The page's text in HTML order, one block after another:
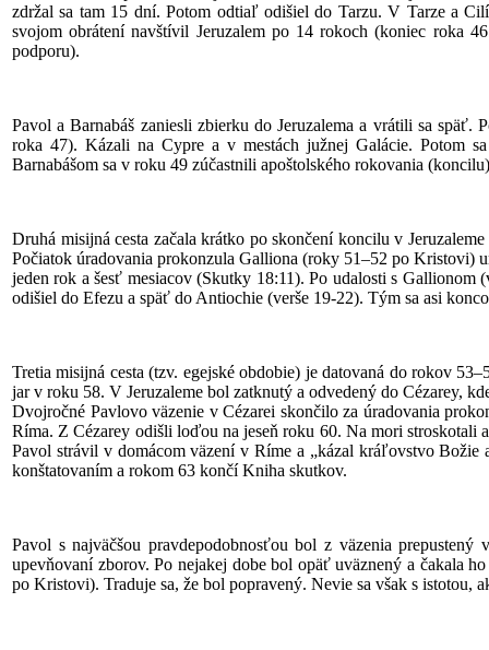
zdržal sa tam 15 dní. Potom odtiaľ odišiel do Tarzu. V Tarze a
svojom obrátení navštívil Jeruzalem po 14 rokoch (koniec roka
podporu).
Pavol a Barnabáš zaniesli zbierku do Jeruzalema a vrátili sa
roka 47). Kázali na Cypre a v mestách južnej Galácie. Potom
Barnabášom sa v roku 49 zúčastnili apoštolského rokovania
Druhá misijná cesta začala krátko po skončení koncilu v
Počiatok úradovania prokonzula Galliona (roky 51–52 po Kristovi)
jeden rok a šesť mesiacov (Skutky 18:11). Po udalosti s
odišiel do Efezu a späť do Antiochie (verše 19-22). Tým sa asi
Tretia misijná cesta (tzv. egejské obdobie) je datovaná do rokov
jar v roku 58. V Jeruzaleme bol zatknutý a odvedený do Cézarey,
Dvojročné Pavlovo väzenie v Cézarei skončilo za úradovania
Ríma. Z Cézarey odišli loďou na jeseň roku 60. Na mori
Pavol strávil v domácom väzení v Ríme a „kázal kráľovstvo
konštatovaním a rokom 63 končí Kniha skutkov.
Pavol s najväčšou pravdepodobnosťou bol z väzenia
upevňovaní zborov. Po nejakej dobe bol opäť uväznený a čakala
po Kristovi). Traduje sa, že bol popravený. Nevie sa však s istotou,